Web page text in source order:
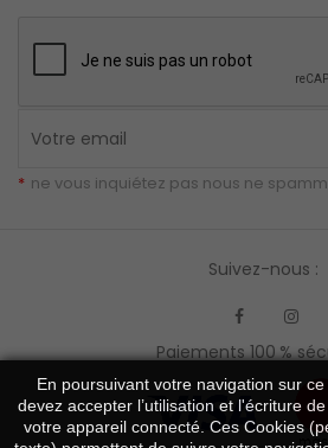
* ne vous inquiétez pas nous ne
En poursuivant votre navigation sur
devez accepter l’utilisation et l'écriture
votre appareil connecté. Ces Cookies
Suivez-nous :
Paiements 100 %